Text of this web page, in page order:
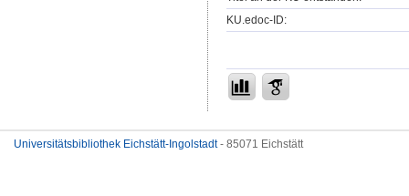
KU.edoc-ID:
Universitätsbibliothek Eichstätt-Ingolstadt- 85071 Eichstätt